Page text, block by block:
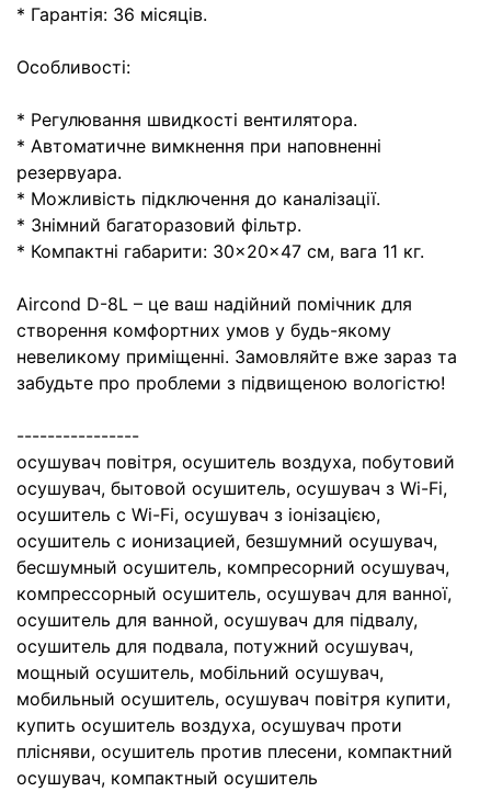
* Гарантія: 36 місяців.
Особливості:
* Регулювання швидкості вентилятора.
* Автоматичне вимкнення при наповненні
резервуара.
* Можливість підключення до каналізації.
* Знімний багаторазовий фільтр.
* Компактні габарити: 30×20×47 см, вага 11 кг.
Aircond D-8L – це ваш надійний помічник для
створення комфортних умов у будь-якому
невеликому приміщенні. Замовляйте вже зараз та
забудьте про проблеми з підвищеною вологістю!
----------------
осушувач повітря, осушитель воздуха, побутовий
осушувач, бытовой осушитель, осушувач з Wi-Fi,
осушитель с Wi-Fi, осушувач з іонізацією,
осушитель с ионизацией, безшумний осушувач,
бесшумный осушитель, компресорний осушувач,
компрессорный осушитель, осушувач для ванної,
осушитель для ванной, осушувач для підвалу,
осушитель для подвала, потужний осушувач,
мощный осушитель, мобільний осушувач,
мобильный осушитель, осушувач повітря купити,
купить осушитель воздуха, осушувач проти
плісняви, осушитель против плесени, компактний
осушувач, компактный осушитель